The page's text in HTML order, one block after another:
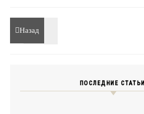
Назад
ПОСЛЕДНИЕ СТАТЬИ